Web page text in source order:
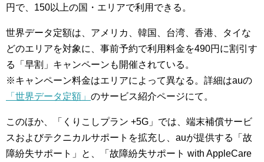
円で、150以上の国・エリアで利用できる。
世界データ定額は、アメリカ、韓国、台湾、香港、タイな
どのエリアを対象に、事前予約で利用料金を490円に割引す
る「早割」キャンペーンも開催されている。
※キャンペーン料金はエリアによって異なる。詳細はauの
「世界データ定額」 のサービス紹介ページにて。
このほか、「くりこしプラン +5G」では、端末補償サービ
スおよびテクニカルサポートを拡充し、auが提供する「故
障紛失サポート」と、「故障紛失サポート with AppleCare